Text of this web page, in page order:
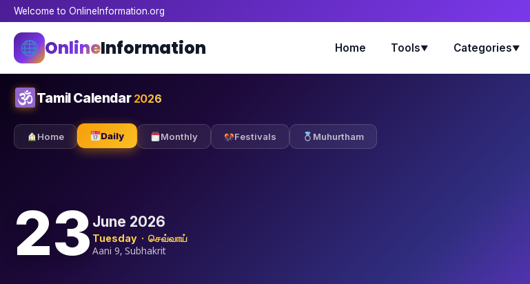
Welcome to OnlineInformation.org
OnlineInformation Home Tools▼ Categories▼
Tamil Calendar 2026
Home Daily Monthly Festivals Muhurtham
23 June 2026
Tuesday · செவ்வாய்
Aani 9, Subhakrit